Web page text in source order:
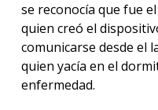
se reconocía que fue
quien creó el
comunicarse desde el
quien yacía en el
enfermedad.